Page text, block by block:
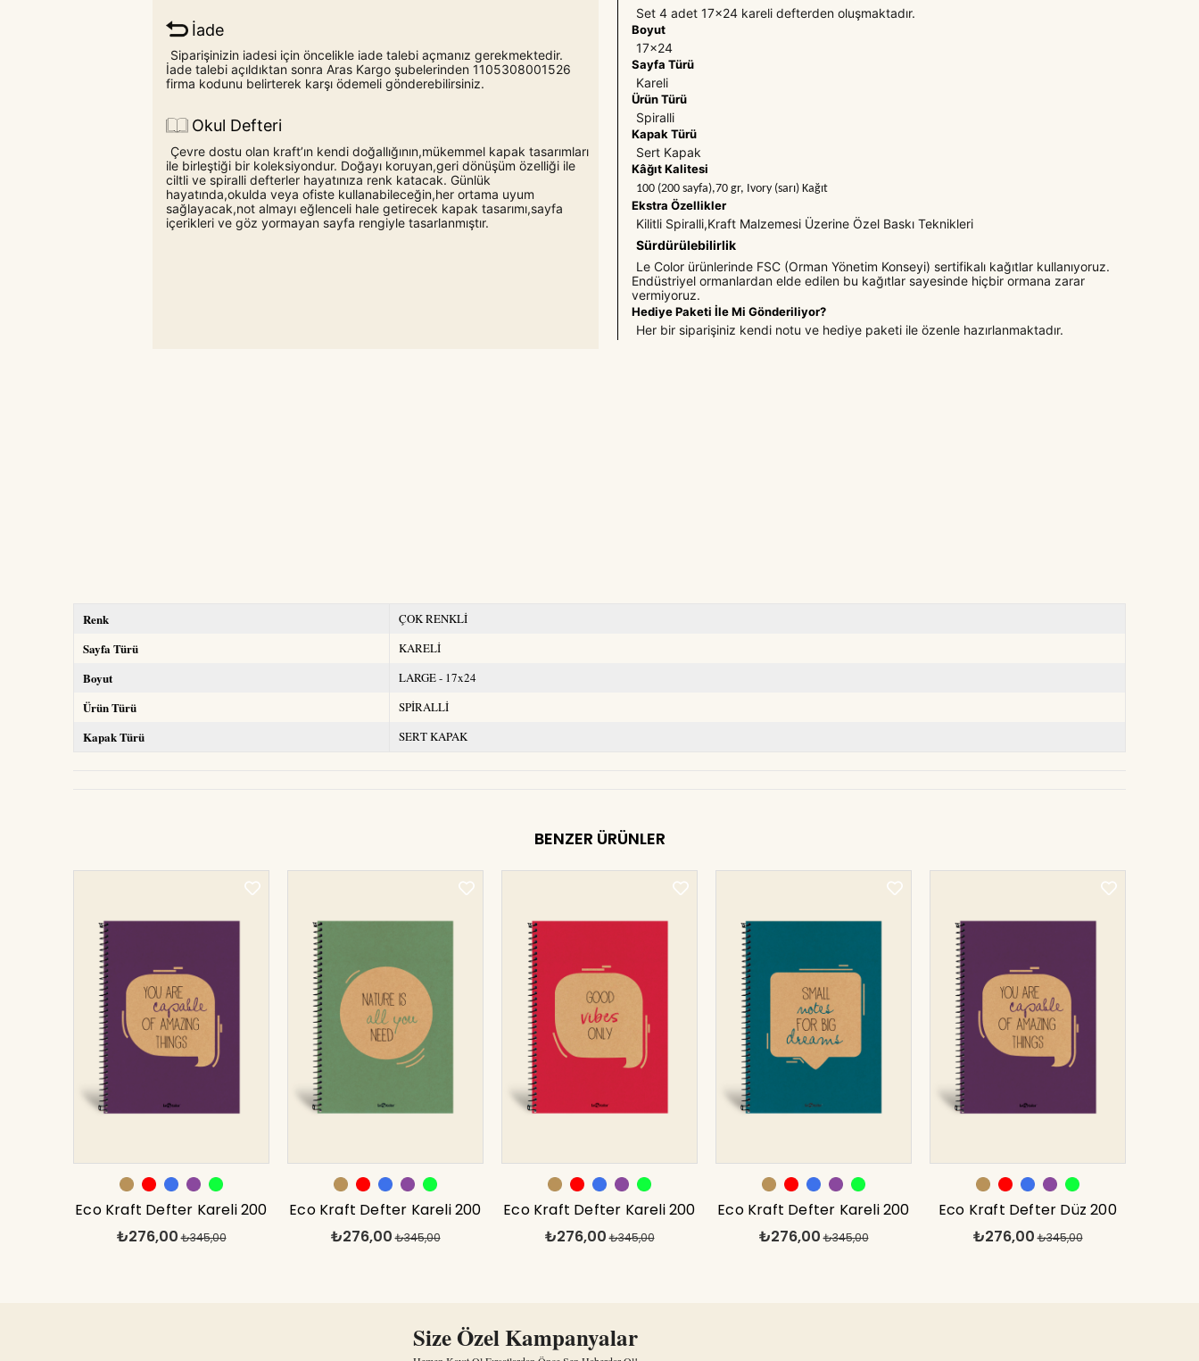
İade
Siparişinizin iadesi için öncelikle iade talebi açmanız gerekmektedir.
İade talebi açıldıktan sonra Aras Kargo şubelerinden 1105308001526
firma kodunu belirterek karşı ödemeli gönderebilirsiniz.
Okul Defteri
Çevre dostu olan kraft’ın kendi doğallığının,mükemmel kapak tasarımları
ile birleştiği bir koleksiyondur. Doğayı koruyan,geri dönüşüm özelliği ile
ciltli ve spiralli defterler hayatınıza renk katacak. Günlük
hayatında,okulda veya ofiste kullanabileceğin,her ortama uyum
sağlayacak,not almayı eğlenceli hale getirecek kapak tasarımı,sayfa
içerikleri ve göz yormayan sayfa rengiyle tasarlanmıştır.
Set 4 adet 17x24 kareli defterden oluşmaktadır.
Boyut
17x24
Sayfa Türü
Kareli
Ürün Türü
Spiralli
Kapak Türü
Sert Kapak
Kâğıt Kalitesi
100 (200 sayfa),70 gr, Ivory (sarı) Kağıt
Ekstra Özellikler
Kilitli Spiralli,Kraft Malzemesi Üzerine Özel Baskı Teknikleri
Sürdürülebilirlik
Le Color ürünlerinde FSC (Orman Yönetim Konseyi) sertifikalı kağıtlar kullanıyoruz.
Endüstriyel ormanlardan elde edilen bu kağıtlar sayesinde hiçbir ormana zarar
vermiyoruz.
Hediye Paketi İle Mi Gönderiliyor?
Her bir siparişiniz kendi notu ve hediye paketi ile özenle hazırlanmaktadır.
Renk ÇOK RENKLİ
Sayfa Türü KARELİ
Boyut LARGE - 17x24
Ürün Türü SPİRALLİ
Kapak Türü SERT KAPAK
BENZER ÜRÜNLER
Eco Kraft Defter Kareli 200
syf Mor 17x24 cm
₺276,00 ₺345,00
Eco Kraft Defter Kareli 200
syf Yeşil 17x24 cm
₺276,00 ₺345,00
Eco Kraft Defter Kareli 200
syf Kırmızı 17x24 cm
₺276,00 ₺345,00
Eco Kraft Defter Kareli 200
syf Mavi 17x24 cm
₺276,00 ₺345,00
Eco Kraft Defter Düz 200
syf Mor 17x24 cm
₺276,00 ₺345,00
Size Özel Kampanyalar